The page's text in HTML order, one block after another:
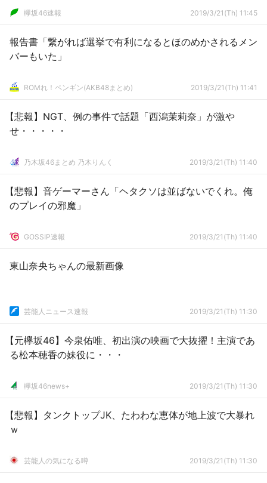
欅坂46速報 2019/3/21(Th) 11:45
報告書「繋がれば選挙で有利になるとほのめかされるメン
バーもいた」
ROMれ！ペンギン(AKB48まとめ) 2019/3/21(Th) 11:41
【悲報】NGT、例の事件で話題「西潟茉莉奈」が激や
せ・・・・・
乃木坂46まとめ 乃木りんく 2019/3/21(Th) 11:40
【悲報】音ゲーマーさん「ヘタクソは並ばないでくれ。俺
のプレイの邪魔」
GOSSIP速報 2019/3/21(Th) 11:40
東山奈央ちゃんの最新画像
芸能人ニュース速報 2019/3/21(Th) 11:30
【元欅坂46】今泉佑唯、初出演の映画で大抜擢！主演であ
る松本穂香の妹役に・・・
欅坂46news+ 2019/3/21(Th) 11:30
【悲報】タンクトップJK、たわわな恵体が地上波で大暴れ
ｗ
芸能人の気になる噂 2019/3/21(Th) 11:30